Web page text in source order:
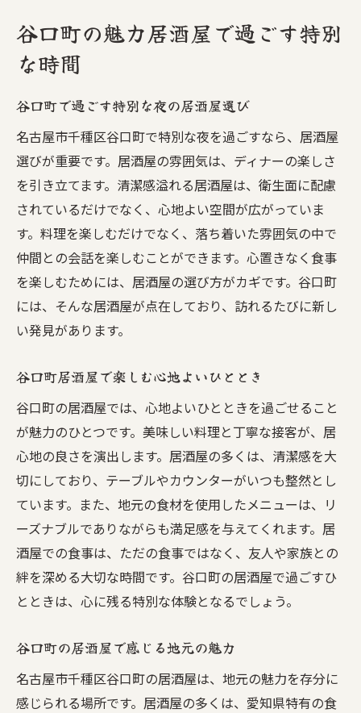
谷口町の魅力居酒屋で過ごす特別
な時間
谷口町で過ごす特別な夜の居酒屋選び
名古屋市千種区谷口町で特別な夜を過ごすなら、居酒屋
選びが重要です。居酒屋の雰囲気は、ディナーの楽しさ
を引き立てます。清潔感溢れる居酒屋は、衛生面に配慮
されているだけでなく、心地よい空間が広がっていま
す。料理を楽しむだけでなく、落ち着いた雰囲気の中で
仲間との会話を楽しむことができます。心置きなく食事
を楽しむためには、居酒屋の選び方がカギです。谷口町
には、そんな居酒屋が点在しており、訪れるたびに新し
い発見があります。
谷口町居酒屋で楽しむ心地よいひととき
谷口町の居酒屋では、心地よいひとときを過ごせること
が魅力のひとつです。美味しい料理と丁寧な接客が、居
心地の良さを演出します。居酒屋の多くは、清潔感を大
切にしており、テーブルやカウンターがいつも整然とし
ています。また、地元の食材を使用したメニューは、リ
ーズナブルでありながらも満足感を与えてくれます。居
酒屋での食事は、ただの食事ではなく、友人や家族との
絆を深める大切な時間です。谷口町の居酒屋で過ごすひ
とときは、心に残る特別な体験となるでしょう。
谷口町の居酒屋で感じる地元の魅力
名古屋市千種区谷口町の居酒屋は、地元の魅力を存分に
感じられる場所です。居酒屋の多くは、愛知県特有の食